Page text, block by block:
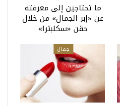
ما تحتاجين إلى معرفته
عن «إبر الجمال» من خلال
حقن «سكلبترا»
جمال